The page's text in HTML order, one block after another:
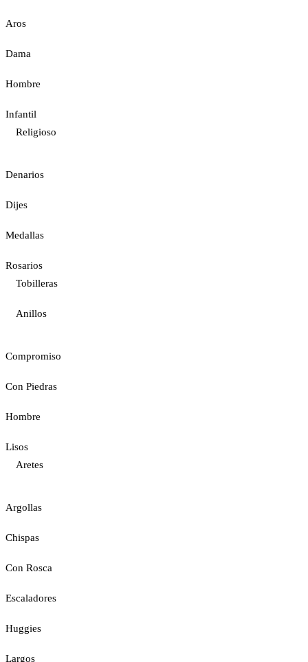
Aros
Dama
Hombre
Infantil
Religioso
Denarios
Dijes
Medallas
Rosarios
Tobilleras
Anillos
Compromiso
Con Piedras
Hombre
Lisos
Aretes
Argollas
Chispas
Con Rosca
Escaladores
Huggies
Largos